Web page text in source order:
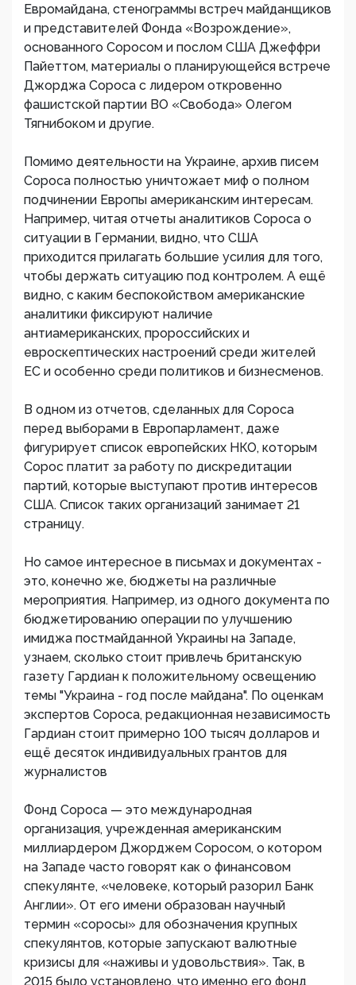
Евромайдана, стенограммы встреч майданщиков
и представителей Фонда «Возрождение»,
основанного Соросом и послом США Джеффри
Пайеттом, материалы о планирующейся встрече
Джорджа Сороса с лидером откровенно
фашистской партии ВО «Свобода» Олегом
Тягнибоком и другие.
Помимо деятельности на Украине, архив писем
Сороса полностью уничтожает миф о полном
подчинении Европы американским интересам.
Например, читая отчеты аналитиков Сороса о
ситуации в Германии, видно, что США
приходится прилагать большие усилия для того,
чтобы держать ситуацию под контролем. А ещё
видно, с каким беспокойством американские
аналитики фиксируют наличие
антиамериканских, пророссийских и
евроскептических настроений среди жителей
ЕС и особенно среди политиков и бизнесменов.
В одном из отчетов, сделанных для Сороса
перед выборами в Европарламент, даже
фигурирует список европейских НКО, которым
Сорос платит за работу по дискредитации
партий, которые выступают против интересов
США. Список таких организаций занимает 21
страницу.
Но самое интересное в письмах и документах -
это, конечно же, бюджеты на различные
мероприятия. Например, из одного документа по
бюджетированию операции по улучшению
имиджа постмайданной Украины на Западе,
узнаем, сколько стоит привлечь британскую
газету Гардиан к положительному освещению
темы "Украина - год после майдана". По оценкам
экспертов Сороса, редакционная независимость
Гардиан стоит примерно 100 тысяч долларов и
ещё десяток индивидуальных грантов для
журналистов
Фонд Сороса — это международная
организация, учрежденная американским
миллиардером Джорджем Соросом, о котором
на Западе часто говорят как о финансовом
спекулянте, «человеке, который разорил Банк
Англии». От его имени образован научный
термин «соросы» для обозначения крупных
спекулянтов, которые запускают валютные
кризисы для «наживы и удовольствия». Так, в
2015 было установлено, что именно его фонд